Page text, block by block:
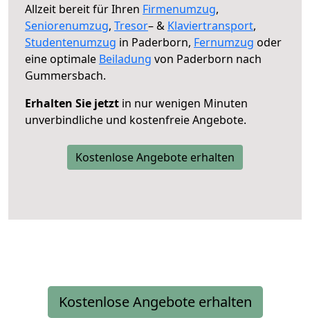
Allzeit bereit für Ihren Firmenumzug,
Seniorenumzug, Tresor– & Klaviertransport,
Studentenumzug in Paderborn, Fernumzug oder
eine optimale Beiladung von Paderborn nach
Gummersbach.
Erhalten Sie jetzt in nur wenigen Minuten
unverbindliche und kostenfreie Angebote.
Kostenlose Angebote erhalten
Kostenlose Angebote erhalten